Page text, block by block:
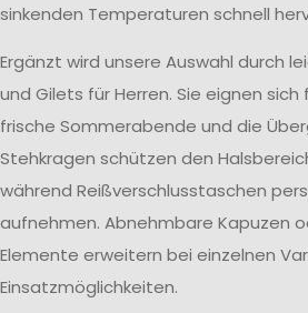
sinkenden Temperaturen schnell
Ergänzt wird unsere Auswahl durch
und Gilets für Herren. Sie eignen
frische Sommerabende und die
Stehkragen schützen den
während Reißverschlusstaschen
aufnehmen. Abnehmbare Kapuzen
Elemente erweitern bei einzelnen
Einsatzmöglichkeiten.